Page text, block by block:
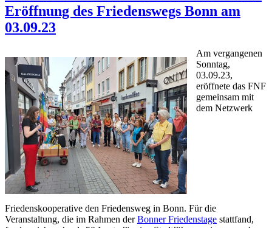
Eröffnung des Friedenswegs Bonn am
03.09.23
Am vergangenen
Sonntag,
03.09.23,
eröffnete das FNF
gemeinsam mit
dem Netzwerk
Friedenskooperative den Friedensweg in Bonn. Für die
Veranstaltung, die im Rahmen derBonner Friedenstage stattfand,